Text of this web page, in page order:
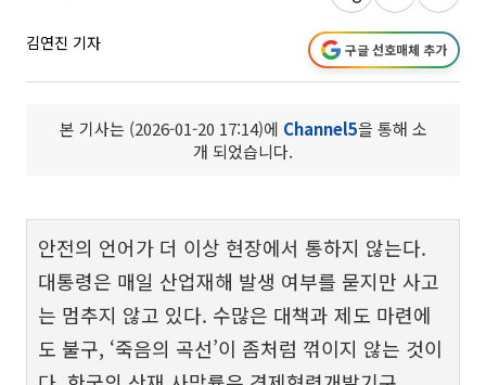
김연진 기자 구글 선호매체 추가
본 기사는 (2026-01-20 17:14)에 Channel5을 통해 소
개 되었습니다.
안전의 언어가 더 이상 현장에서 통하지 않는다.
대통령은 매일 산업재해 발생 여부를 묻지만 사고
는 멈추지 않고 있다. 수많은 대책과 제도 마련에
도 불구, ‘죽음의 곡선’이 좀처럼 꺾이지 않는 것이